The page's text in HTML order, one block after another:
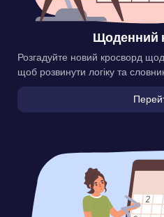
Щоденний
Розгадуйте новий кросворд
щоб розвинути логіку та